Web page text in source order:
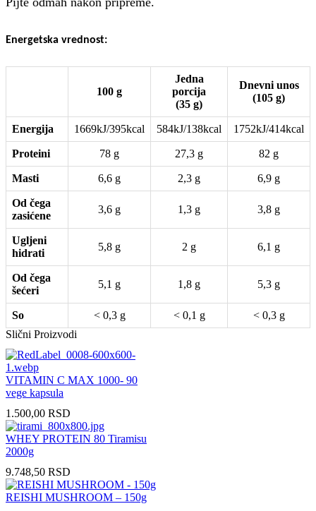
Energetska vrednost:
100 g
Jedna
porcija
(35 g)
Dnevni unos
(105 g)
Energija 1669kJ/395kcal 584kJ/138kcal 1752kJ/414kcal
Proteini 78 g 27,3 g 82 g
Masti 6,6 g 2,3 g 6,9 g
Od čega
zasićene
3,6 g 1,3 g 3,8 g
Ugljeni
hidrati
5,8 g 2 g 6,1 g
Od čega
šećeri
5,1 g 1,8 g 5,3 g
So < 0,3 g < 0,1 g
< 0,3 g
Slični Proizvodi
VITAMIN C MAX 1000- 90
vege kapsula
1.500,00 RSD
WHEY PROTEIN 80 Tiramisu
2000g
9.748,50 RSD
REISHI MUSHROOM – 150g